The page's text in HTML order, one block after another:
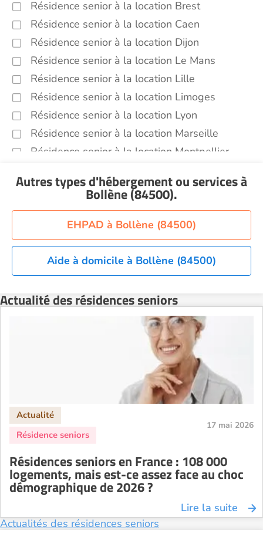
Résidence senior à la location Brest
Résidence senior à la location Caen
Résidence senior à la location Dijon
Résidence senior à la location Le Mans
Résidence senior à la location Lille
Résidence senior à la location Limoges
Résidence senior à la location Lyon
Résidence senior à la location Marseille
Résidence senior à la location Montpellier
Résidence senior à la location Nantes
Résidence senior à la location Orléans
Résidence senior à la location Perpignan
Résidence senior à la location Reims
Résidence senior à la location Rennes
Résidence senior à la location Strasbourg
Résidence senior à la location Toulouse
Autres types d'hébergement ou servicesà
Bollène (84500).
EHPAD à Bollène (84500)
Aide à domicile à Bollène (84500)
Actualité des résidences seniors
17 mai 2026
Résidences seniors en France : 108 000
logements, mais est-ce assez face au choc
démographique de 2026 ?
Lire la suite
Actualités des résidences seniors